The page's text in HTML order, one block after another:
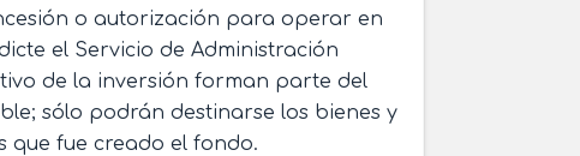
o autorización para operar en
el Servicio de Administración
de la inversión forman parte del
sólo podrán destinarse los bienes y
que fue creado el fondo.